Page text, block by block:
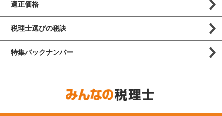
適正価格
税理士選びの秘訣
特集バックナンバー